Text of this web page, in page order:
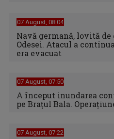
07 August, 08:04
Navă germană, lovită
Odesei. Atacul a
era evacuat
07 August, 07:50
A început inundarea
pe Brațul Bala.
07 August, 07:22